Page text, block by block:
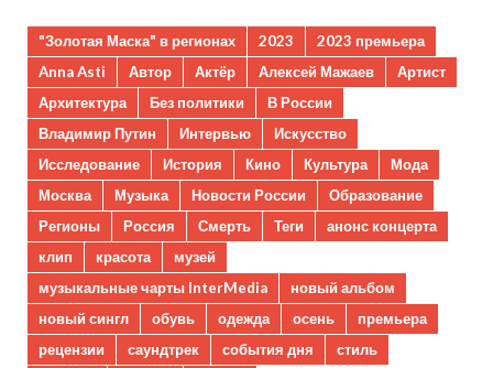
"Золотая Маска" в регионах 2023
2023 премьера
Anna Asti
Автор Актёр Алексей Мажаев
Артист
Архитектура
Без политики
В России
Владимир Путин
Интервью
Искусство
Исследование
История Кино Культура
Мода
Москва
Музыка Новости России
Образование
Регионы
Россия Смерть Теги
анонс концерта
клип
красота
музей
музыкальные чарты InterMedia
новый альбом
новый сингл
обувь одежда осень
премьера
рецензии
саундтрек события дня
стиль